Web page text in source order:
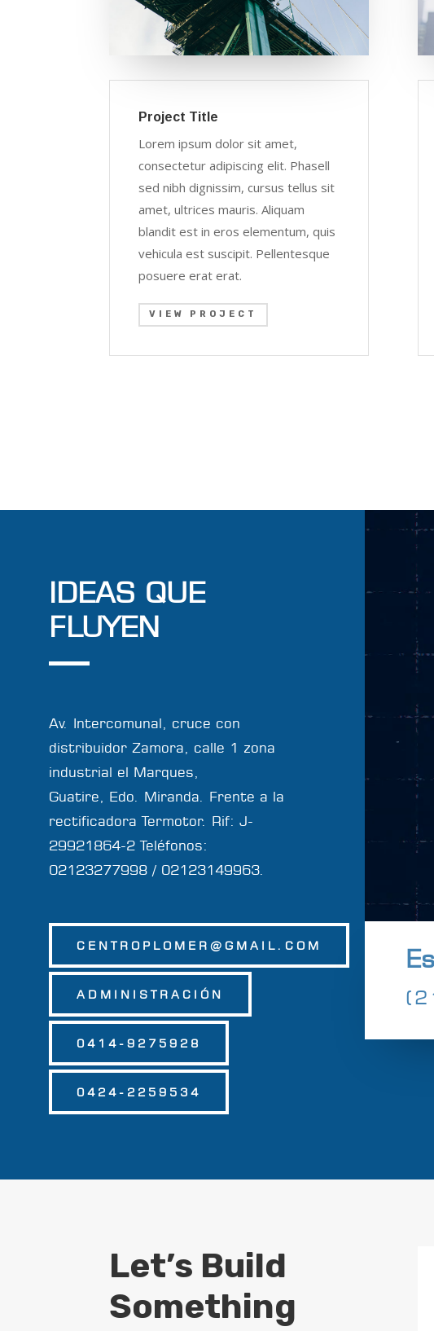
Project Title
Lorem ipsum dolor sit amet,
consectetur adipiscing elit. Phasell
sed nibh dignissim, cursus tellus sit
amet, ultrices mauris. Aliquam
blandit est in eros elementum, quis
vehicula est suscipit. Pellentesque
posuere erat erat.
VIEW PROJECT
IDEAS QUE
FLUYEN
Av. Intercomunal, cruce con
distribuidor Zamora, calle 1 zona
industrial el Marques,
Guatire, Edo. Miranda. Frente a la
rectificadora Termotor. Rif: J-
29921864-2 Teléfonos:
02123277998 / 02123149963.
CENTROPLOMER@GMAIL.COM
ADMINISTRACIÓN
0414-9275928
0424-2259534
Let’s Build
Something